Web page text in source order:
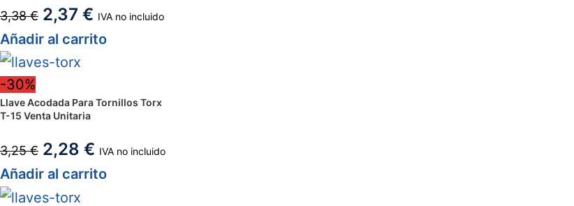
3,38€ 2,37 € IVA no incluido
Añadir al carrito
-30%
Llave Acodada Para Tornillos Torx
T-15 Venta Unitaria
3,25€ 2,28 € IVA no incluido
Añadir al carrito